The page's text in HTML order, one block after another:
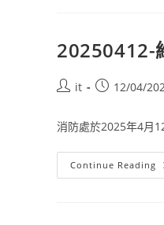
20250412-
it 12/04/
消防處於2025年4月
Continue Reading